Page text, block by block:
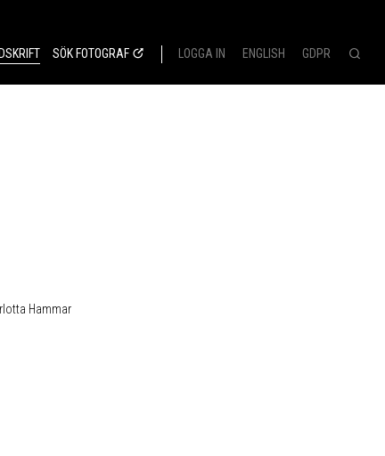
SÖK FOTOGRAF LOGGA IN ENGLISH GDPR
Hammar